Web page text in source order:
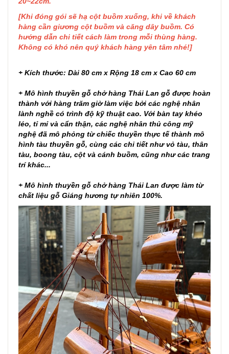
[Khi đóng gói sẽ hạ cột buồm xuống, khi về khách
hàng cần giương cột buồm và căng dây buồm. Có
hướng dẫn chi tiết cách làm trong mỗi thùng hàng.
Không có khó nên quý khách hàng yên tâm nhé!]
+ Kích thước: Dài 80 cm x Rộng 18 cm x Cao 60 cm
+ Mô hình thuyền gỗ chở hàng Thái Lan gỗ được hoàn
thành với hàng trăm giờ làm việc bởi các nghệ nhân
lành nghề có trình độ kỹ thuật cao. Với bàn tay khéo
léo, tỉ mỉ và cẩn thận, các nghệ nhân thủ công mỹ
nghệ đã mô phỏng từ chiếc thuyền thực tế thành mô
hình tàu thuyền gỗ, cùng các chi tiết như vỏ tàu, thân
tàu, boong tàu, cột và cánh buồm, cũng như các trang
trí khác...
+ Mô hình thuyền gỗ chở hàng Thái Lan được làm từ
chất liệu gỗ Giáng hương tự nhiên 100%.